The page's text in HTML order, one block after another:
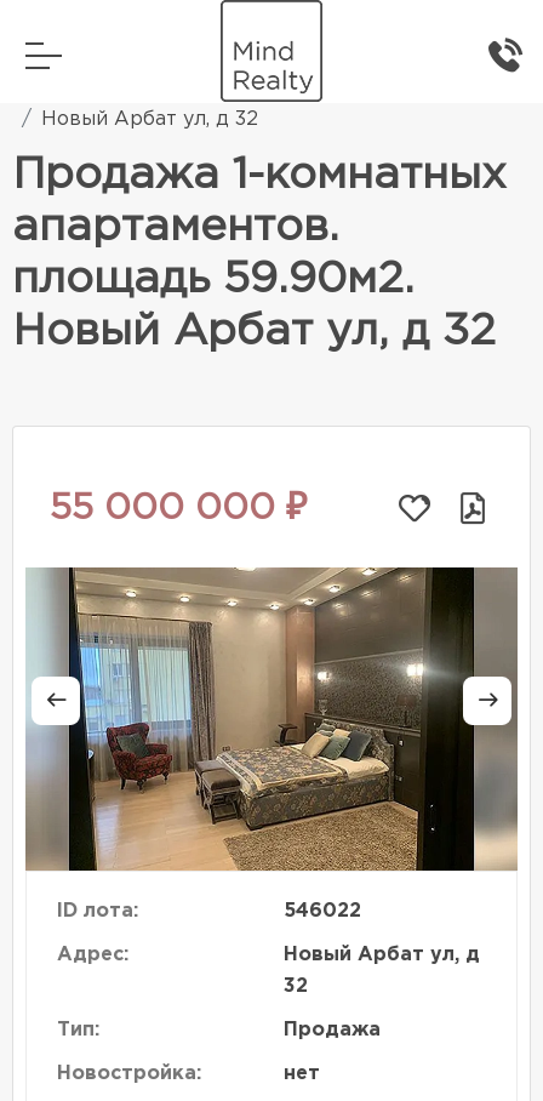
Элитная жилая недвижимость
Новый Арбат ул, д 32
Продажа 1-комнатных
апартаментов.
площадь 59.90м2.
Новый Арбат ул, д 32
55 000 000 ₽
ID лота: 546022
Адрес:
Новый Арбат ул, д
32
Тип: Продажа
Новостройка: нет